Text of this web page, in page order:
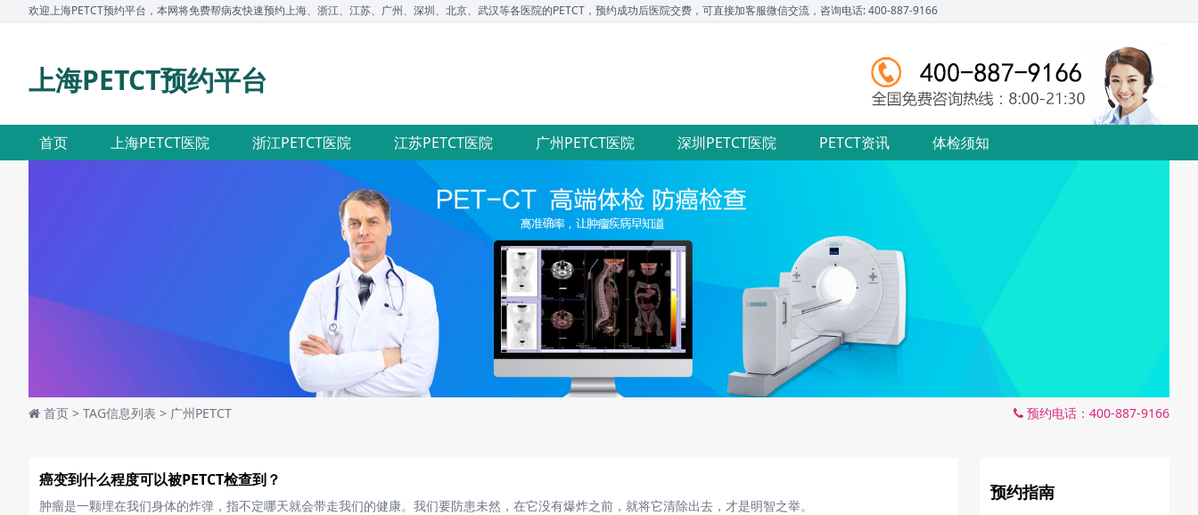
欢迎上海PETCT预约平台，本网将免费帮病友快速预约上海、浙江、江苏、广州、深圳、北京、武汉等各医院的PETCT，预约成功后医院交费，可直接加客服微信交流，咨询电话: 400-887-9166
上海PETCT预约平台
首页 上海PETCT医院 浙江PETCT医院 江苏PETCT医院 广州PETCT医院 深圳PETCT医院 PETCT资讯 体检须知
首页 > TAG信息列表 > 广州PETCT 预约电话：400-887-9166
癌变到什么程度可以被PETCT检查到？
肿瘤是一颗埋在我们身体的炸弹，指不定哪天就会带走我们的健康。我们要防患未然，在它没有爆炸之前，就将它清除出去，才是明智之举。
预约指南